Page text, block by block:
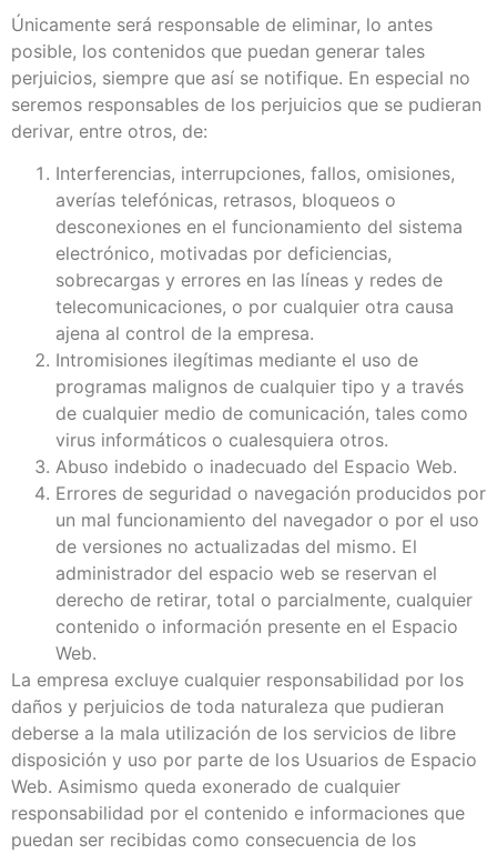
Únicamente será responsable de eliminar, lo antes
posible, los contenidos que puedan generar tales
perjuicios, siempre que así se notifique. En especial no
seremos responsables de los perjuicios que se pudieran
derivar, entre otros, de:
Interferencias, interrupciones, fallos, omisiones,
averías telefónicas, retrasos, bloqueos o
desconexiones en el funcionamiento del sistema
electrónico, motivadas por deficiencias,
sobrecargas y errores en las líneas y redes de
telecomunicaciones, o por cualquier otra causa
ajena al control de la empresa.
Intromisiones ilegítimas mediante el uso de
programas malignos de cualquier tipo y a través
de cualquier medio de comunicación, tales como
virus informáticos o cualesquiera otros.
Abuso indebido o inadecuado del Espacio Web.
Errores de seguridad o navegación producidos por
un mal funcionamiento del navegador o por el uso
de versiones no actualizadas del mismo. El
administrador del espacio web se reservan el
derecho de retirar, total o parcialmente, cualquier
contenido o información presente en el Espacio
Web.
La empresa excluye cualquier responsabilidad por los
daños y perjuicios de toda naturaleza que pudieran
deberse a la mala utilización de los servicios de libre
disposición y uso por parte de los Usuarios de Espacio
Web. Asimismo queda exonerado de cualquier
responsabilidad por el contenido e informaciones que
puedan ser recibidas como consecuencia de los